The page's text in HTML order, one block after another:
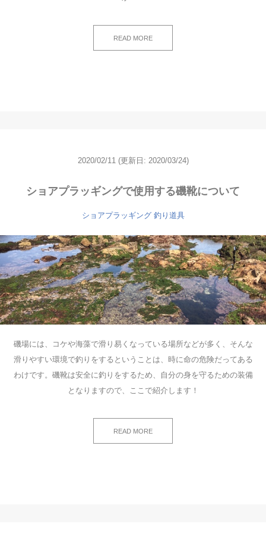
READ MORE
2020/02/11 (更新日: 2020/03/24)
ショアプラッギングで使用する磯靴について
ショアプラッギング 釣り道具
磯場には、コケや海藻で滑り易くなっている場所などが多く、そんな
滑りやすい環境で釣りをするということは、時に命の危険だってある
わけです。磯靴は安全に釣りをするため、自分の身を守るための装備
となりますので、ここで紹介します！
READ MORE